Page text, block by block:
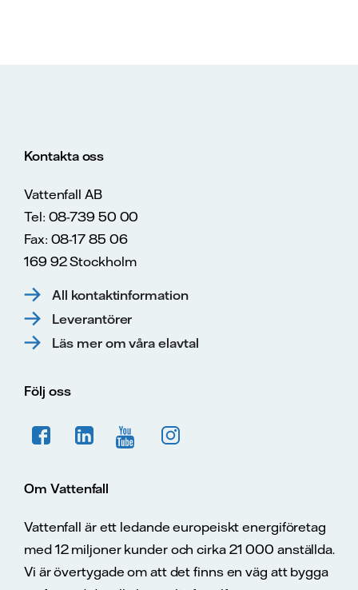
Kontakta oss
Vattenfall AB
Tel: 08-739 50 00
Fax: 08-17 85 06
169 92 Stockholm
All kontaktinformation
Leverantörer
Läs mer om våra elavtal
Följ oss
Om Vattenfall
Vattenfall är ett ledande europeiskt energiföretag
med 12 miljoner kunder och cirka 21 000 anställda.
Vi är övertygade om att det finns en väg att bygga